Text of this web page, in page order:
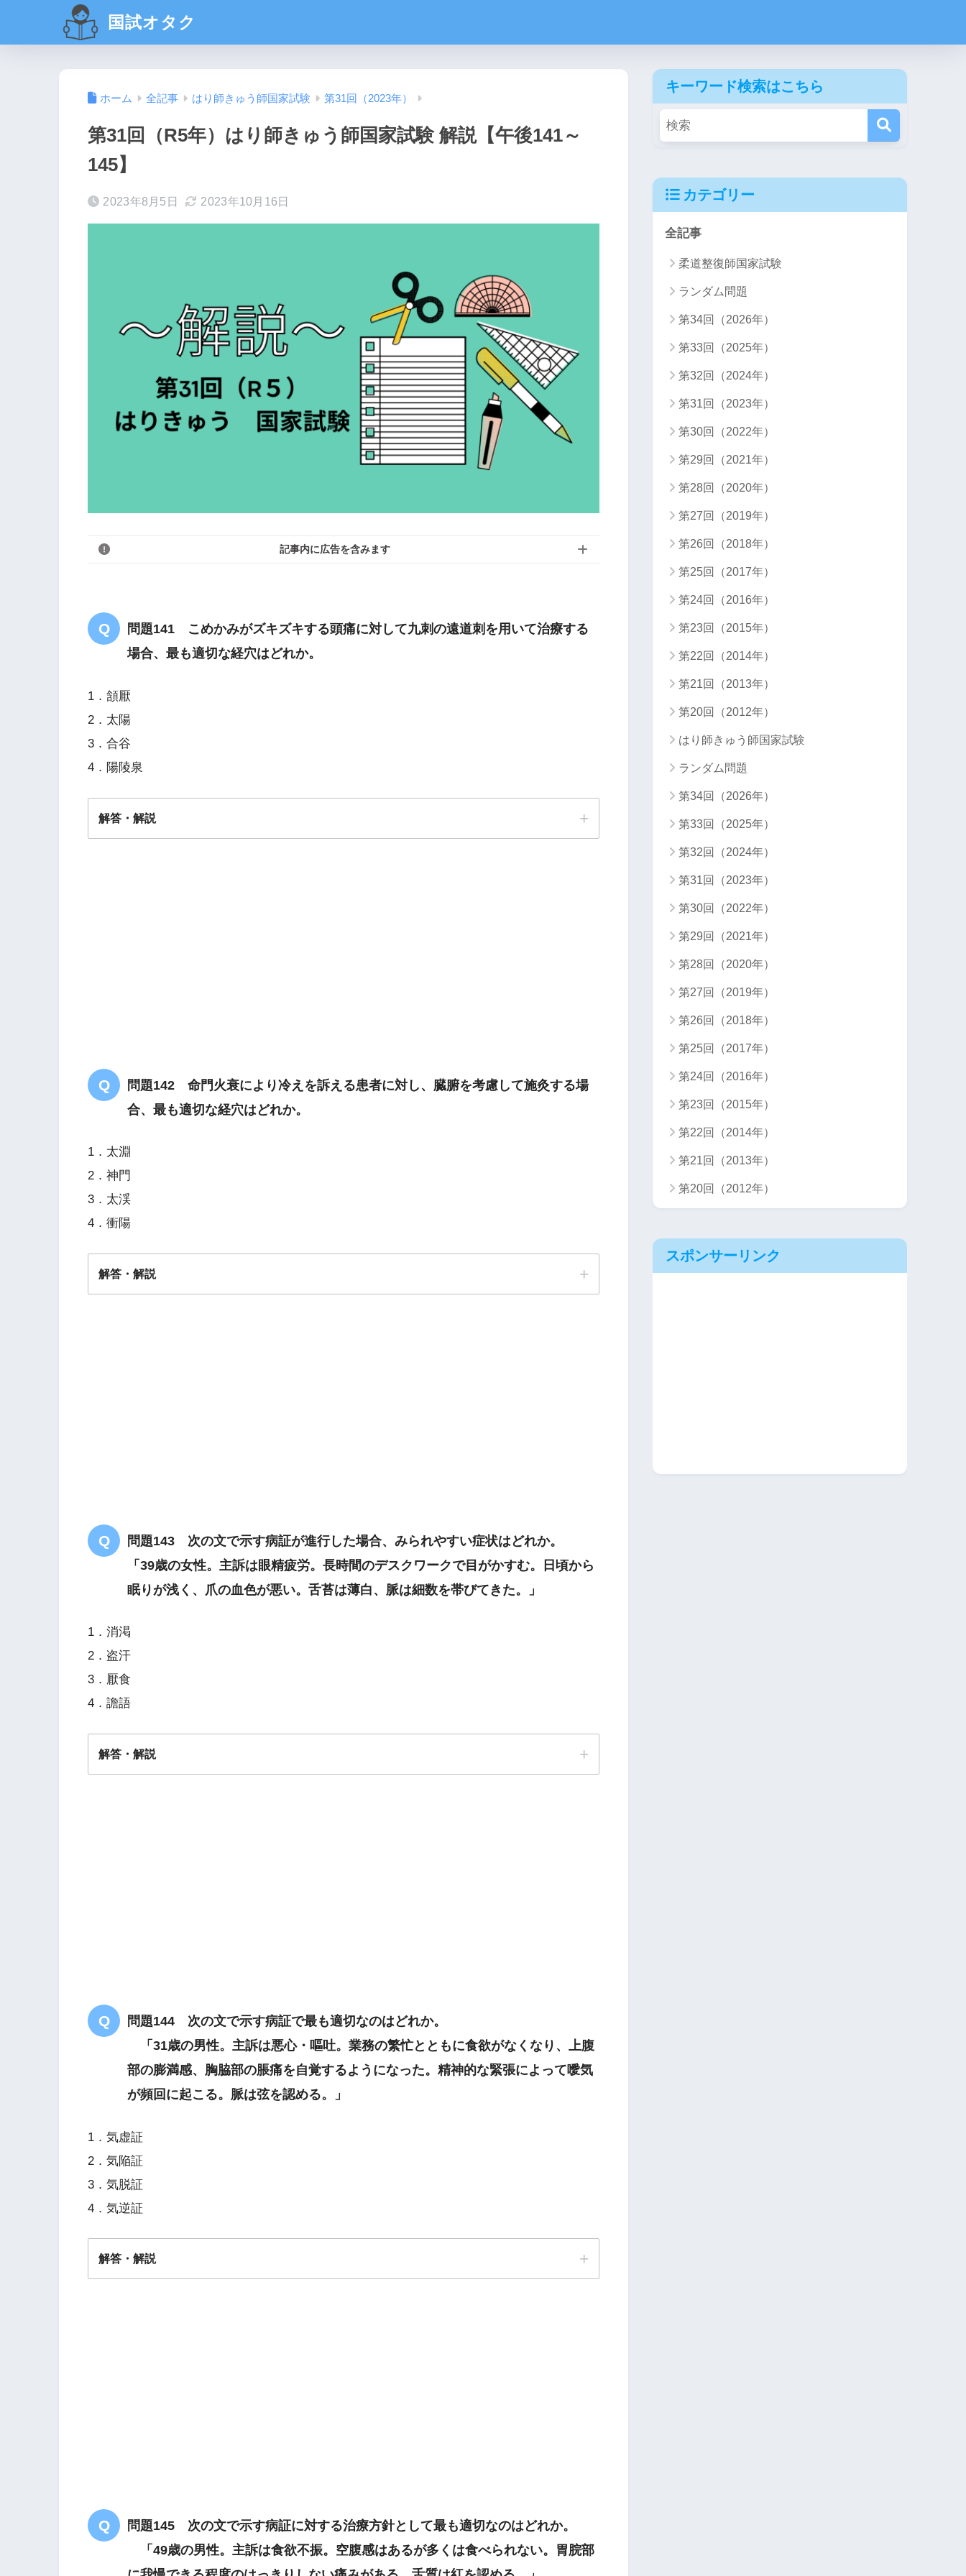
国試オタク
ホーム 全記事 はり師きゅう師国家試験 第31回（2023年）
第31回（R5年）はり師きゅう師国家試験 解説【午後141～
145】
2023年8月5日 2023年10月16日
記事内に広告を含みます
問題141 こめかみがズキズキする頭痛に対して九刺の遠道刺を用いて治療する
場合、最も適切な経穴はどれか。
1．頷厭
2．太陽
3．合谷
4．陽陵泉
解答・解説
問題142 命門火衰により冷えを訴える患者に対し、臓腑を考慮して施灸する場
合、最も適切な経穴はどれか。
1．太淵
2．神門
3．太渓
4．衝陽
解答・解説
問題143 次の文で示す病証が進行した場合、みられやすい症状はどれか。
「39歳の女性。主訴は眼精疲労。長時間のデスクワークで目がかすむ。日頃から
眠りが浅く、爪の血色が悪い。舌苔は薄白、脈は細数を帯びてきた。」
1．消渇
2．盗汗
3．厭食
4．譫語
解答・解説
細数
盗汗
問題144 次の文で示す病証で最も適切なのはどれか。
「31歳の男性。主訴は悪心・嘔吐。業務の繁忙とともに食欲がなくなり、上腹
部の膨満感、胸脇部の脹痛を自覚するようになった。精神的な緊張によって噯気
が頻回に起こる。脈は弦を認める。」
1．気虚証
2．気陥証
3．気脱証
4．気逆証
解答・解説
問題145 次の文で示す病証に対する治療方針として最も適切なのはどれか。
「49歳の男性。主訴は食欲不振。空腹感はあるが多くは食べられない。胃脘部
キーワード検索はこちら
カテゴリー
全記事
柔道整復師国家試験
ランダム問題
第34回（2026年）
第33回（2025年）
第32回（2024年）
第31回（2023年）
第30回（2022年）
第29回（2021年）
第28回（2020年）
第27回（2019年）
第26回（2018年）
第25回（2017年）
第24回（2016年）
第23回（2015年）
第22回（2014年）
第21回（2013年）
第20回（2012年）
はり師きゅう師国家試験
ランダム問題
第34回（2026年）
第33回（2025年）
第32回（2024年）
第31回（2023年）
第30回（2022年）
第29回（2021年）
第28回（2020年）
第27回（2019年）
第26回（2018年）
第25回（2017年）
第24回（2016年）
第23回（2015年）
第22回（2014年）
第21回（2013年）
第20回（2012年）
スポンサーリンク